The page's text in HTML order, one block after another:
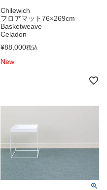
Chilewich
フロアマット76×269cm
Basketweave
Celadon
¥88,000税込
New